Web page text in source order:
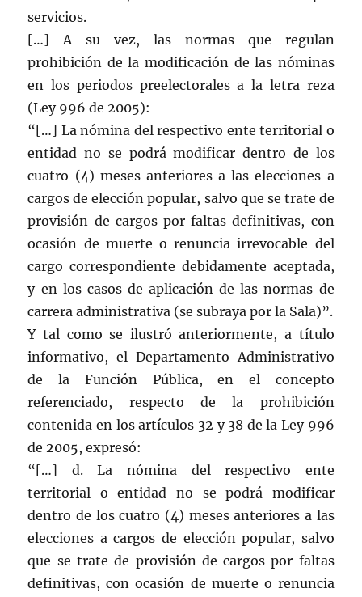
servicios.
[…] A su vez, las normas que regulan
prohibición de la modificación de las nóminas
en los periodos preelectorales a la letra reza
(Ley 996 de 2005):
“[…] La nómina del respectivo ente territorial o
entidad no se podrá modificar dentro de los
cuatro (4) meses anteriores a las elecciones a
cargos de elección popular, salvo que se trate de
provisión de cargos por faltas definitivas, con
ocasión de muerte o renuncia irrevocable del
cargo correspondiente debidamente aceptada,
y en los casos de aplicación de las normas de
carrera administrativa (se subraya por la Sala)”.
Y tal como se ilustró anteriormente, a título
informativo, el Departamento Administrativo
de la Función Pública, en el concepto
referenciado, respecto de la prohibición
contenida en los artículos 32 y 38 de la Ley 996
de 2005, expresó:
“[…] d. La nómina del respectivo ente
territorial o entidad no se podrá modificar
dentro de los cuatro (4) meses anteriores a las
elecciones a cargos de elección popular, salvo
que se trate de provisión de cargos por faltas
definitivas, con ocasión de muerte o renuncia